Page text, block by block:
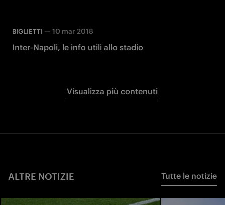
BIGLIETTI — 10 mar 2018
Inter-Napoli, le info utili allo stadio
Visualizza più contenuti
ALTRE NOTIZIE Tutte le notizie